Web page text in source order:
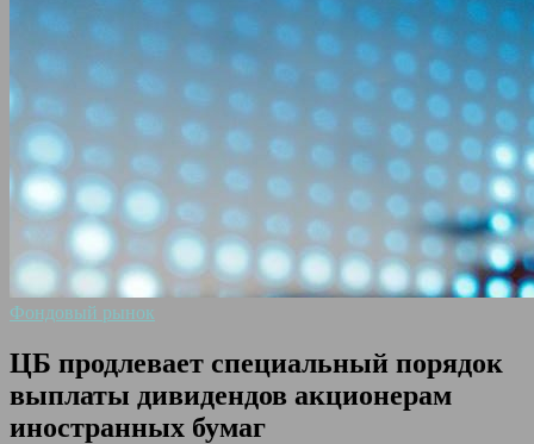
Фондовый рынок
ЦБ продлевает специальный порядок
выплаты дивидендов акционерам
иностранных бумаг